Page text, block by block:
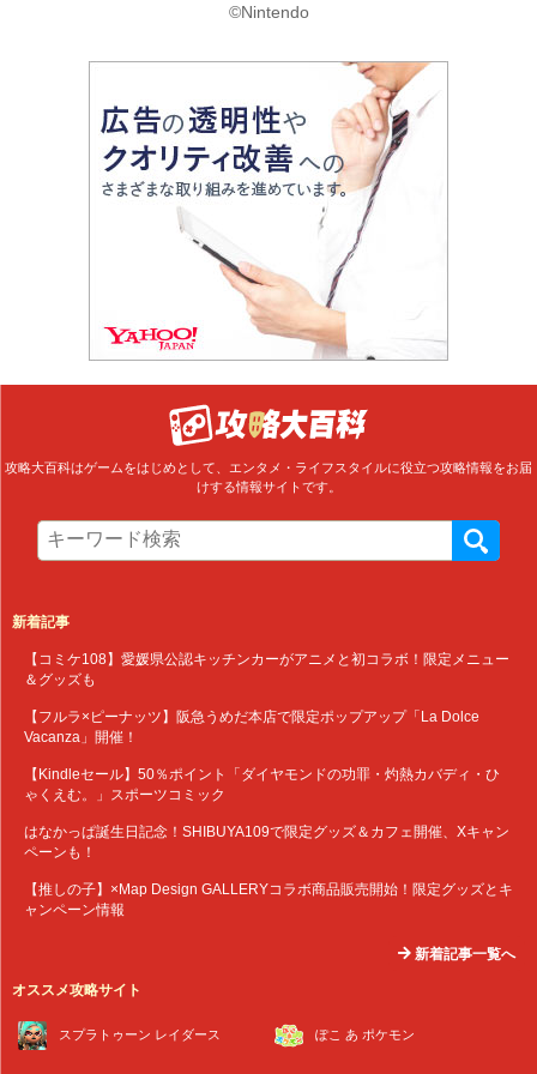
©Nintendo
攻略大百科はゲームをはじめとして、エンタメ・ライフスタイルに役立つ攻略情報をお届
けする情報サイトです。
新着記事
【コミケ108】愛媛県公認キッチンカーがアニメと初コラボ！限定メニュー
＆グッズも
【フルラ×ピーナッツ】阪急うめだ本店で限定ポップアップ「La Dolce
Vacanza」開催！
【Kindleセール】50％ポイント「ダイヤモンドの功罪・灼熱カバディ・ひ
ゃくえむ。」スポーツコミック
はなかっぱ誕生日記念！SHIBUYA109で限定グッズ＆カフェ開催、Xキャン
ペーンも！
【推しの子】×Map Design GALLERYコラボ商品販売開始！限定グッズとキ
ャンペーン情報
新着記事一覧へ
オススメ攻略サイト
スプラトゥーン レイダース ぽこ あ ポケモン